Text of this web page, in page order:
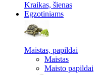
Kraikas, šienas
Egzotiniams
Maistas, papildai
Maistas
Maisto papildai